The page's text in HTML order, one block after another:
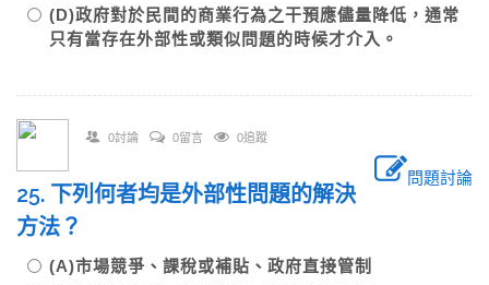
(D)政府對於民間的商業行為之干預應儘量降低，通常
只有當存在外部性或類似問題的時候才介入。
0討論 0留言 0追蹤
問題討論
25. 下列何者均是外部性問題的解決
方法？
(A)市場競爭、課稅或補貼、政府直接管制